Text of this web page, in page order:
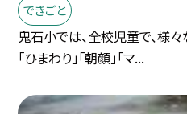
できごと
鬼石小では、全校児童で、様々
「ひまわり」「朝顔」「マ...